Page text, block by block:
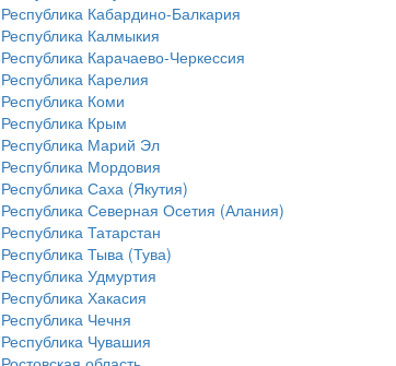
Республика Кабардино-Балкария
Республика Калмыкия
Республика Карачаево-Черкессия
Республика Карелия
Республика Коми
Республика Крым
Республика Марий Эл
Республика Мордовия
Республика Саха (Якутия)
Республика Северная Осетия (Алания)
Республика Татарстан
Республика Тыва (Тува)
Республика Удмуртия
Республика Хакасия
Республика Чечня
Республика Чувашия